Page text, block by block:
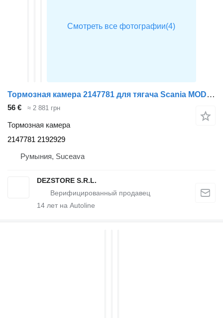
Тормозная камера 2147781 для тягача Scania MODEL R
56 € ≈ 2 881 грн
Тормозная камера
2147781 2192929
Румыния, Suceava
DEZSTORE S.R.L.
14 лет на Autoline